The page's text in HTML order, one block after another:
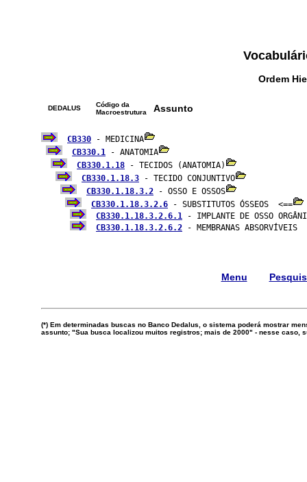
Ordem
DEDALUS
Código da
Macroestrutura
Assunto
CB330 - MEDICINA
CB330.1 - ANATOMIA
CB330.1.18 - TECIDOS (ANATOMIA)
CB330.1.18.3 - TECIDO CONJUNTIVO
CB330.1.18.3.2 - OSSO E OSSOS
CB330.1.18.3.2.6 - SUBSTITUTOS ÓSSEOS  <==
CB330.1.18.3.2.6.1 - IMPLANTE DE OSSO
CB330.1.18.3.2.6.2 - MEMBRANAS ABSORVÍVEIS
Menu
(*) Em determinadas buscas no Banco Dedalus, o sistema poderá mostrar
assunto; "Sua busca localizou muitos registros; mais de 2000" - nesse caso,